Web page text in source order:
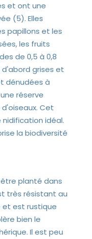
et ont une
(5). Elles
papillons et les
les fruits
de 0,5 à 0,8
d'abord grises et
dénudées à
réserve
Cet
idéal.
la biodiversité
planté dans
très résistant au
et est rustique
bien le
Il est peu